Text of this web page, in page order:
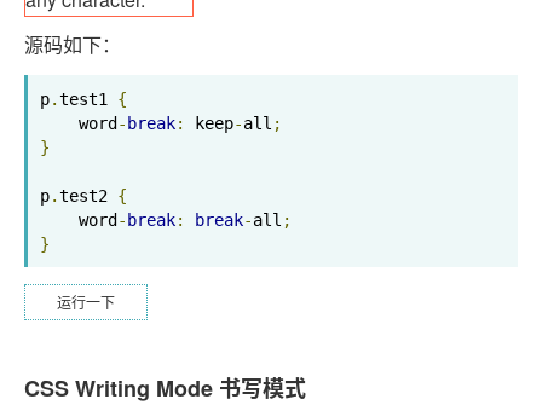
源码如下：
p.test1 {
    word
-break: keep-all ;
}
p.test2 {
    word
-break: break-all ;
}
运行一下
CSS Writing Mode 书写模式